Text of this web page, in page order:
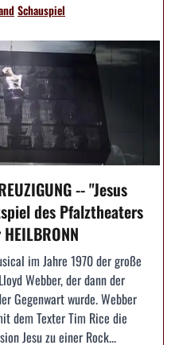
Schauspiel
-- "Jesus
des Pfalztheaters
im Jahre 1970 der große
Webber, der dann der
Gegenwart wurde. Webber
dem Texter Tim Rice die
Jesu zu einer Rock...